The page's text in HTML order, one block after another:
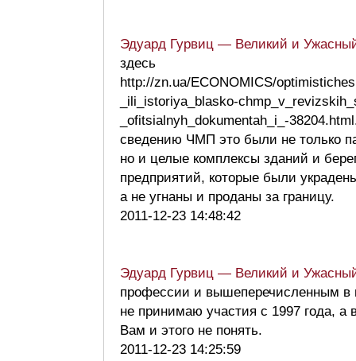
Эдуард Гурвиц — Великий и
здесь
http://zn.ua/ECONOMICS/
_ili_istoriya_blasko-
_ofitsialnyh_dokumentah_i_-
сведению ЧМП это были не только
но и целые комплексы зданий и
предприятий, которые были
а не угнаны и проданы за границу.
2011-12-23 14:48:42
Эдуард Гурвиц — Великий и
профессии и вышеперечисленным в
не принимаю участия с 1997 года, а
Вам и этого не понять.
2011-12-23 14:25:59